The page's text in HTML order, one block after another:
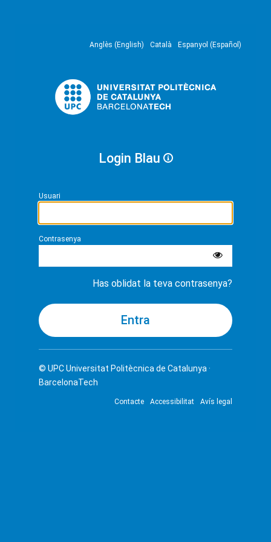
Anglès (English) Català Espanyol (Español)
Login Blau
Usuari
Contrasenya
Has oblidat la teva contrasenya?
© UPCUniversitat Politècnica de Catalunya ·
BarcelonaTech
Contacte Accessibilitat Avís legal